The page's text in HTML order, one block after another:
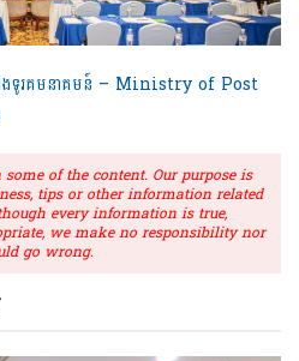
ទូរគមនាគមន៍ – Ministry of Post
of the content. Our purpose is
tips or other information related
every information is true,
we make no responsibility nor
go wrong.